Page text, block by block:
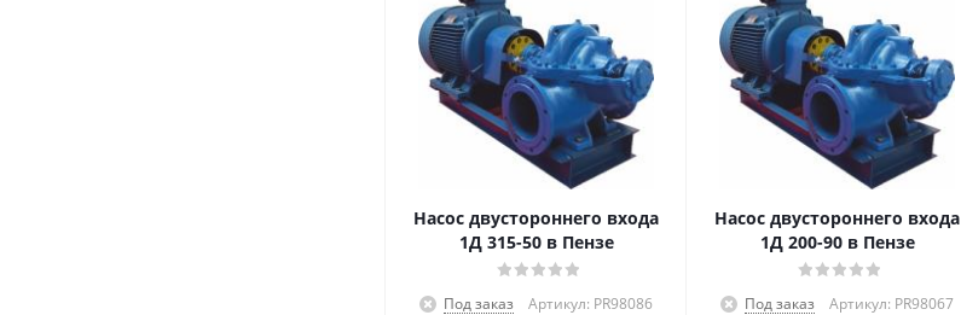
Насос двустороннего входа
1Д 315-50 в Пензе
Под заказ Артикул: PR98086
Насос двустороннего входа
1Д 200-90 в Пензе
Под заказ Артикул: PR98067